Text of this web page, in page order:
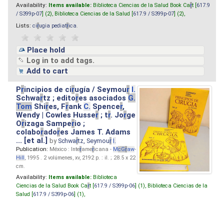
Availability: Items available: Biblioteca Ciencias de la Salud Book Cart [ 617.9
/ S399p-07 ] (2), Biblioteca Ciencias de la Salud [ 617.9 / S399p-07 ] (2),
Lists: cirugia pediatrica
Place hold
Log in to add tags.
Add to cart
Principios de cirugía / Seymour I.
Schwartz ; editores asociados G.
Tom Shires, Frank C. Spencer,
Wendy | Cowles Husser ; tr. Jorge
Orizaga Samperio ;
colaboradores James T. Adams
... [et al.]by Schwartz, Seymour I.
Publication: México : Interamericana - McGraw-
Hill, 1995 . 2 volúmenes, xv, 2192 p. : il. ; 28.5 x 22
cm.
Availability: Items available: Biblioteca
Ciencias de la Salud Book Cart [ 617.9 / S399p-06 ] (1), Biblioteca Ciencias de la
Salud [ 617.9 / S399p-06 ] (1),